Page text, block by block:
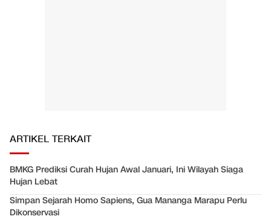
ARTIKEL TERKAIT
BMKG Prediksi Curah Hujan Awal Januari, Ini Wilayah Siaga
Hujan Lebat
Simpan Sejarah Homo Sapiens, Gua Mananga Marapu Perlu
Dikonservasi